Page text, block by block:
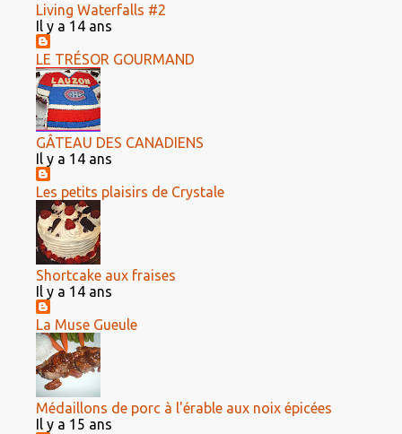
Living Waterfalls #2
Il y a 14 ans
LE TRÉSOR GOURMAND
GÂTEAU DES CANADIENS
Il y a 14 ans
Les petits plaisirs de Crystale
Shortcake aux fraises
Il y a 14 ans
La Muse Gueule
Médaillons de porc à l'érable aux noix épicées
Il y a 15 ans